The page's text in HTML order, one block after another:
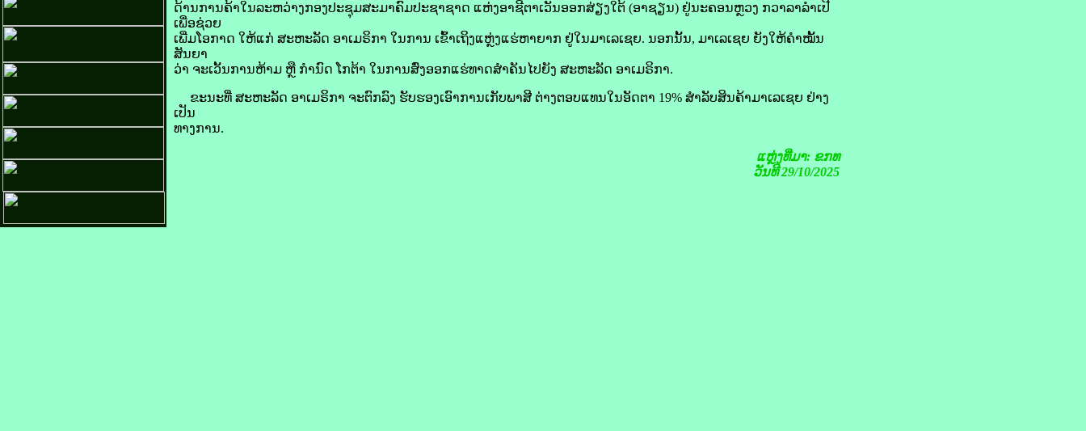
ດ້ານ​ການ​ຄ້າໃນ​ລະຫວ່າງກອງ​ປະຊຸມສະມາຄົມປະຊາ​ຊາດ ແຫ່ງ​ອາຊີ​ຕາເວັນ​ອອກສ່ຽງ​ໃຕ້ (ອາ​ຊຽນ) ຢູ່​ນະຄອນຫຼວງ ກວາ​ລາ​ລຳ​ເປີ
ເພື່ອ​​ຊ່ວຍ
ເພີ່ມ​ໂອກາດ ໃຫ້​ແກ່ ສະຫະລັດ ອາ​ເມ​ຣິ​ກາ ໃນ​ການ ເຂົ້າ​ເຖິງ​ແຫຼ່ງ​ແຮ່​ຫາ​ຍາກ ຢູ່​ໃນ​ມາ​ເລ​ເຊຍ. ນອກ​ນັ້ນ, ມາ​ເລ​ເຊຍ ຍັງ​ໃຫ້​ຄຳ​ໝັ້ນ
ສັນຍາ​
ວ່າ ຈະ​ເວັ້ນ​ການ​ຫ້າມ ຫຼື ກຳນົດ ໂກ​ຕ້າ ໃນ​ການສົ່ງ​ອອກແຮ່​ທາດ​ສຳຄັນໄປ​ຍັງ ສະຫະລັດ ອາ​ເມ​ຣິ​ກາ.
ຂະນະ​ທີ່ ສະຫະລັດ ອາ​ເມ​ຣິ​ກາ ຈະ​ຕົກລົງ ຮັບຮອງເອົາການ​ເກັບ​ພາສີ ຕ່າງ​ຕອບ​ແທນໃນ​ອັດຕາ 19% ສຳລັບສິນຄ້າມາ​ເລ​ເຊຍ ຢ່າງ​
ເປັນ​
ທາງ​ການ.
ແຫຼ່ງທີ່ມາ: ຂກທ
ວັນທີ 29/10/2025